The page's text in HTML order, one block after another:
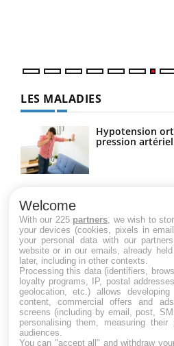
LES MALADIES
Hypotension
pression
Maladie de
amyotrophique)
Welcome
With our 225 partners , we wish to
your devices (cookies, pixels in
your personal data with our
website or in our emails, already
later, including in other contexts.
Processing this data (identifiers,
loyalty programs, IP, postal
geolocation, etc.) allows
content, commercial offers and
screens (including by email, post,
personalising them, measuring their
audiences.
You can "accept all" and withdraw